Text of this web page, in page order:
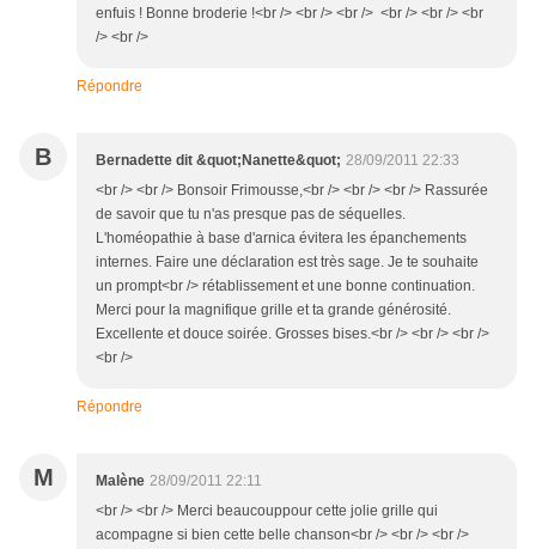
enfuis ! Bonne broderie !<br /> <br /> <br /> <br /> <br /> <br
/> <br />
Répondre
B Bernadette dit &quot;Nanette&quot; 28/09/2011 22:33
<br /> <br /> Bonsoir Frimousse,<br /> <br /> <br /> Rassurée
de savoir que tu n'as presque pas de séquelles.
L'homéopathie à base d'arnica évitera les épanchements
internes. Faire une déclaration est très sage. Je te souhaite
un prompt<br /> rétablissement et une bonne continuation.
Merci pour la magnifique grille et ta grande générosité.
Excellente et douce soirée. Grosses bises.<br /> <br /> <br />
<br />
Répondre
M Malène 28/09/2011 22:11
<br /> <br /> Merci beaucouppour cette jolie grille qui
acompagne si bien cette belle chanson<br /> <br /> <br />